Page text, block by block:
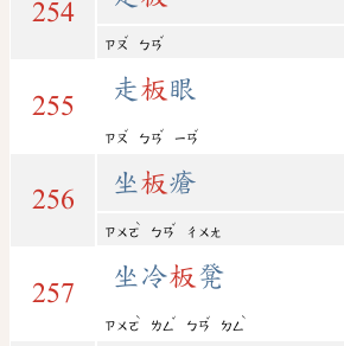
254
ㄗㄡ
ˇ
ㄅㄢ
ˇ
255
走板 眼
ㄗㄡ
ˇ
ㄅㄢ
ˇ
ㄧㄢ
ˇ
256
坐 板瘡
ㄗㄨㄛ
ˋ
ㄅㄢ
ˇ
ㄔㄨㄤ
257
坐冷板 凳
ㄗㄨㄛ
ˋ
ㄌㄥ
ˇ
ㄅㄢ
ˇ
ㄉㄥ
ˋ